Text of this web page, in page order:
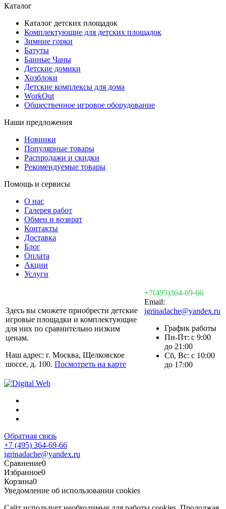
Каталог
Каталог детских площадок
Комплектующие для детских площадок
Зимние горки
Батуты
Банные Чаны
Детские домики
Хозблоки
Детские комплексы для дома
WorkOut
Общественное игровое оборудование
Наши предложения
Новинки
Популярные товары
Распродажи и скидки
Рекомендуемые товары
Помощь и сервисы
О нас
Галерея работ
Обмен и возврат
Контакты
Доставка
Блог
Оплата
Акции
Услуги
Здесь вы сможете приобрести детские
игровые площадки и комплектующие
для них по сравнительно низким
ценам.
Наш адрес: г. Москва, Щелковское
шоссе, д. 100. Посмотреть на карте
+7(495)364-69-66
Email:
igrinadache@yandex.ru
График работы
Пн-Пт: с 9:00
до 21:00
Сб, Вс: с 10:00
до 17:00
Обратная связь
+7 (495) 364-69-66
igrinadache@yandex.ru
Сравнение0
Избранное0
Корзина0
Уведомление об использовании cookies